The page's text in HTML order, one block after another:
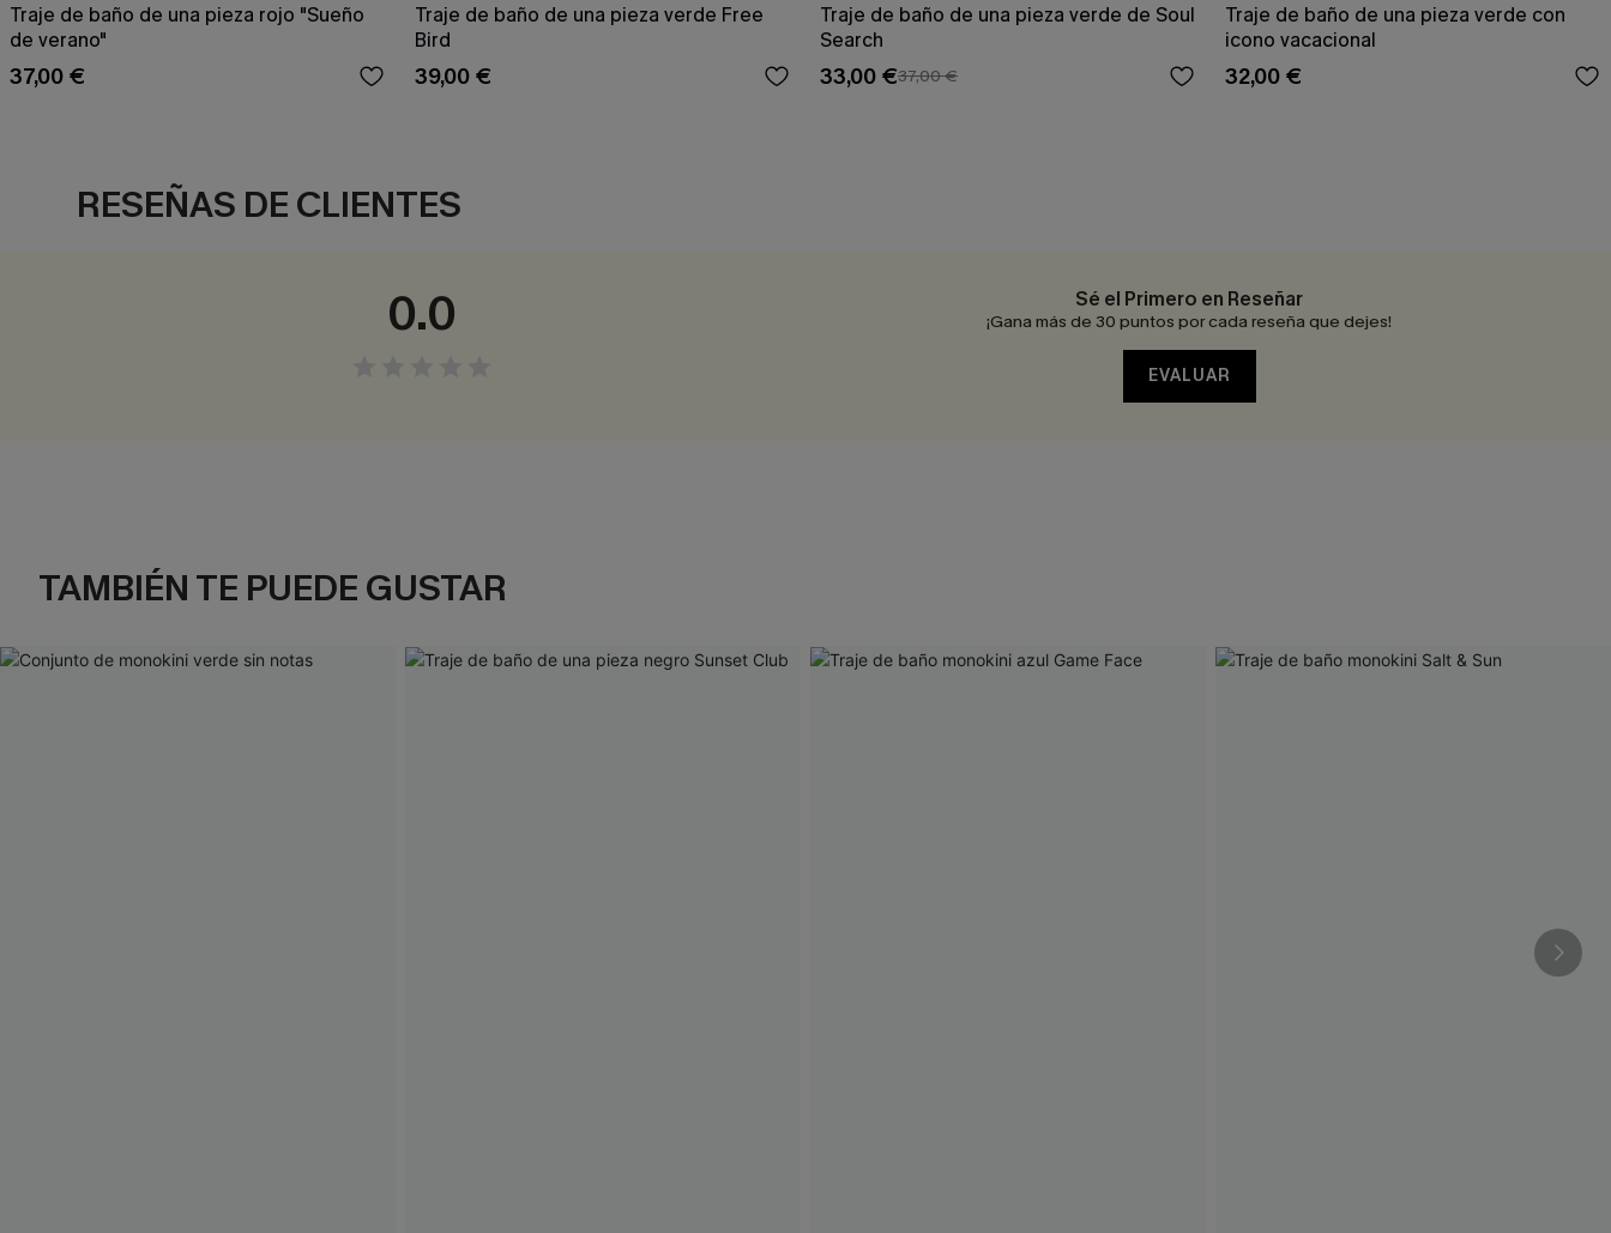
Traje de baño de una pieza rojo "Sueño
de verano"
37,00 €
Traje de baño de una pieza verde Free
Bird
39,00 €
Traje de baño de una pieza verde de Soul
Search
33,00 €37,00 €
Traje de baño de una pieza verde con
icono vacacional
32,00 €
RESEÑAS DE CLIENTES
0.0 Sé el Primero en Reseñar
¡Gana más de 30 puntos por cada reseña que dejes!
EVALUAR
TAMBIÉN TE PUEDE GUSTAR